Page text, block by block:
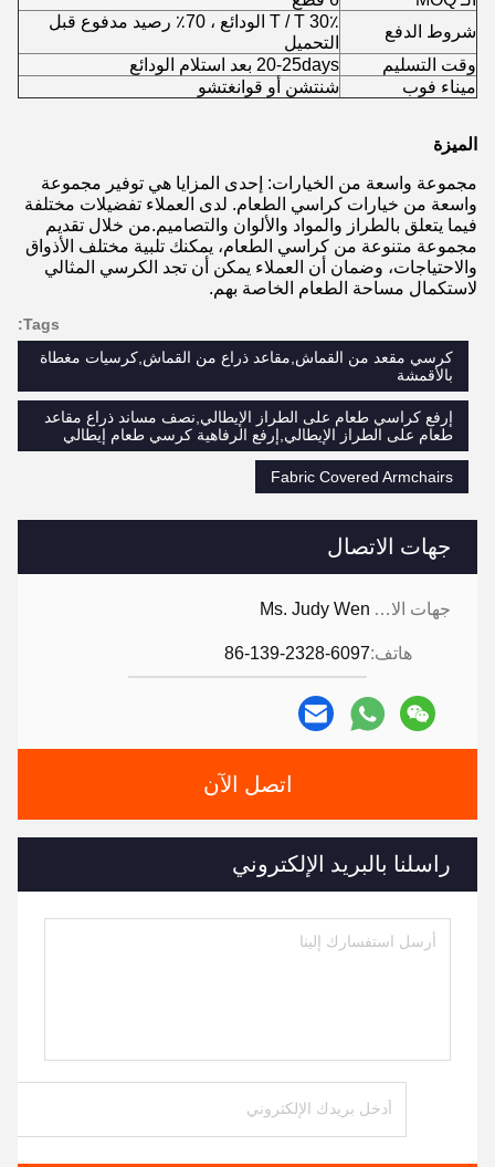
جهات الاتصال
جهات الاتصال: Ms. Judy Wen
هاتف:86-139-2328-6097
اتصل الآن
راسلنا بالبريد الإلكتروني
شروط الدفع
T / T 30٪ الودائع ، 70٪ رصيد مدفوع قبل
التحميل
وقت التسليم
20-25days بعد استلام الودائع
ميناء فوب
شنتشن أو قوانغتشو
الميزة
مجموعة واسعة من الخيارات: إحدى المزايا هي توفير مجموعة
واسعة من خيارات كراسي الطعام. لدى العملاء تفضيلات مختلفة
فيما يتعلق بالطراز والمواد والألوان والتصاميم.من خلال تقديم
مجموعة متنوعة من كراسي الطعام، يمكنك تلبية مختلف الأذواق
والاحتياجات، وضمان أن العملاء يمكن أن تجد الكرسي المثالي
لاستكمال مساحة الطعام الخاصة بهم.
Tags:
كرسي مقعد من القماش,مقاعد ذراع من القماش,كرسيات مغطاة
بالأقمشة
إرفع كراسي طعام على الطراز الإيطالي,نصف مساند ذراع مقاعد
طعام على الطراز الإيطالي,إرفع الرفاهية كرسي طعام إيطالي
Fabric Covered Armchairs